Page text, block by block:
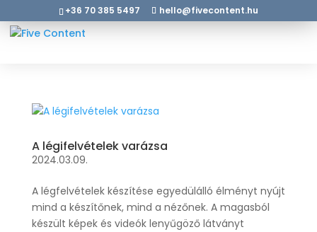
+36 70 385 5497 hello@fivecontent.hu
A légifelvételek varázsa
2024.03.09.
A légfelvételek készítése egyedülálló élményt nyújt
mind a készítőnek, mind a nézőnek. A magasból
készült képek és videók lenyűgöző látványt